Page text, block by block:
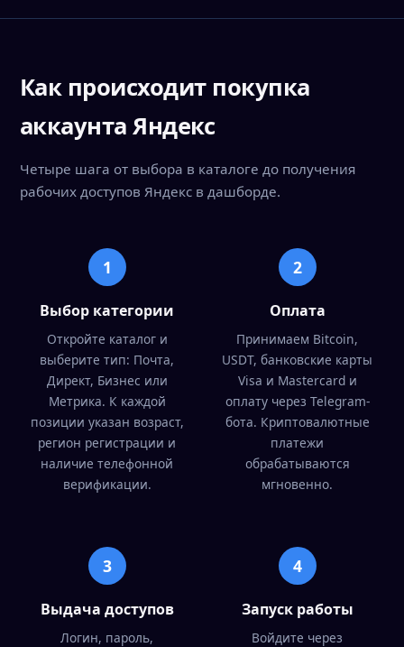
Как происходит покупка
аккаунта Яндекс
Четыре шага от выбора в каталоге до получения
рабочих доступов Яндекс в дашборде.
1
Выбор категории
Откройте каталог и
выберите тип: Почта,
Директ, Бизнес или
Метрика. К каждой
позиции указан возраст,
регион регистрации и
наличие телефонной
верификации.
2
Оплата
Принимаем Bitcoin,
USDT, банковские карты
Visa и Mastercard и
оплату через Telegram-
бота. Криптовалютные
платежи
обрабатываются
мгновенно.
3
Выдача доступов
Логин, пароль,
4
Запуск работы
Войдите через